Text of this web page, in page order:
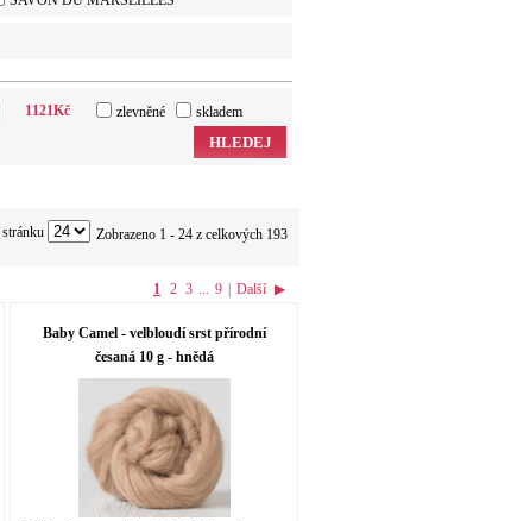
1121Kč zlevněné skladem
HLEDEJ
Zobrazeno 1 - 24 z celkových 193
1 2 3 9 | Další ▶
Baby Camel - velbloudí srst přírodní
česaná 10 g - hnědá